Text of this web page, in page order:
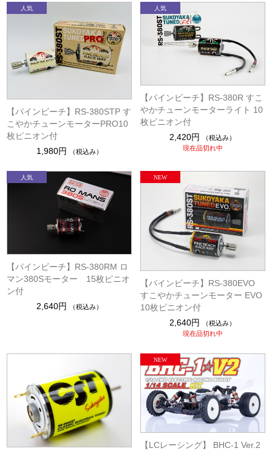
【パインビーチ】RS-380STP す
こやかチューンモーターPRO10
枚ピニオン付
1,980円
（税込み）
【パインビーチ】RS-380R すこ
やかチューンモーターライト 10
枚ピニオン付
2,420円
（税込み）
現在品切れ中
【パインビーチ】RS-380RM ロ
マン380Sモーター 15枚ピニオ
ン付
2,640円
（税込み）
【パインビーチ】RS-380EVO
すこやかチューンモーター EVO
10枚ピニオン付
2,640円
（税込み）
現在品切れ中
【LCレーシング】 BHC-1 Ver.2